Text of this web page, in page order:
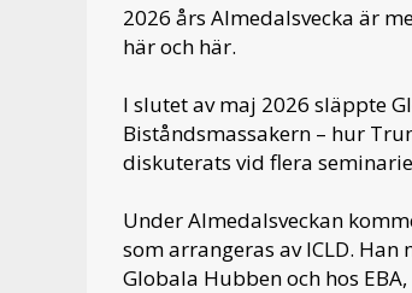
2026 års Almedalsvecka är
här och här.
I slutet av maj 2026 släppte
Biståndsmassakern – hur
diskuterats vid flera
Under Almedalsveckan
som arrangeras av ICLD.
Globala Hubben och hos